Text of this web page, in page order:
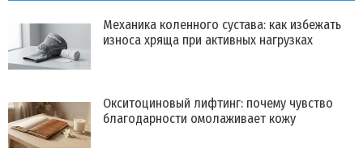
Механика коленного сустава: как избежать
износа хряща при активных нагрузках
Окситоциновый лифтинг: почему чувство
благодарности омолаживает кожу